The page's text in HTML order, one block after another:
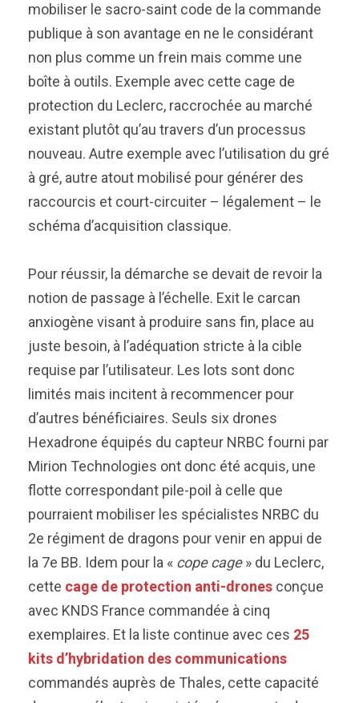
mobiliser le sacro-saint code de la commande
publique à son avantage en ne le considérant
non plus comme un frein mais comme une
boîte à outils. Exemple avec cette cage de
protection du Leclerc, raccrochée au marché
existant plutôt qu’au travers d’un processus
nouveau. Autre exemple avec l’utilisation du gré
à gré, autre atout mobilisé pour générer des
raccourcis et court-circuiter – légalement – le
schéma d’acquisition classique.
Pour réussir, la démarche se devait de revoir la
notion de passage à l’échelle. Exit le carcan
anxiogène visant à produire sans fin, place au
juste besoin, à l’adéquation stricte à la cible
requise par l’utilisateur. Les lots sont donc
limités mais incitent à recommencer pour
d’autres bénéficiaires. Seuls six drones
Hexadrone équipés du capteur NRBC fourni par
Mirion Technologies ont donc été acquis, une
flotte correspondant pile-poil à celle que
pourraient mobiliser les spécialistes NRBC du
2e régiment de dragons pour venir en appui de
la 7e BB. Idem pour la « cope cage» du Leclerc,
cette cage de protection anti-drones conçue
avec KNDS France commandée à cinq
exemplaires. Et la liste continue avec ces 25
kits d’hybridation des communications
commandés auprès de Thales, cette capacité